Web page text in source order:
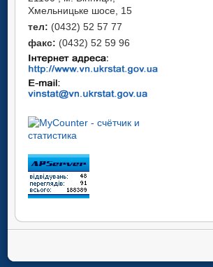
Хмельницьке шосе, 15
тел: (0432) 52 57 77
факс: (0432) 52 59 96